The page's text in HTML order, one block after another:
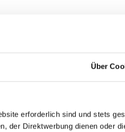
Über
erforderlich sind und stets
der Direktwerbung dienen oder